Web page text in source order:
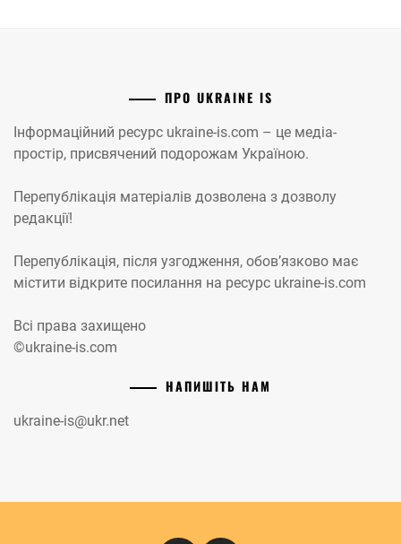
ПРО UKRAINE IS
Інформаційний ресурс ukraine-is.com – це медіа-
простір, присвячений подорожам Україною.
Перепублікація матеріалів дозволена з дозволу
редакції!
Перепублікація, після узгодження, обов’язково має
містити відкрите посилання на ресурс ukraine-is.com
Всі права захищено
©ukraine-is.com
НАПИШІТЬ НАМ
ukraine-is@ukr.net